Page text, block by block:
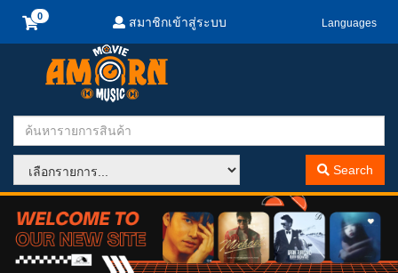
สมาชิกเข้าสู่ระบบ Languages
Search